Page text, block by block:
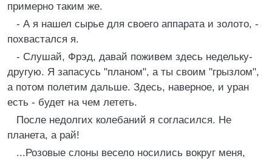
примерно таким же.
- А я нашел сырье для своего аппарата и золото, -
похвастался я.
- Слушай, Фрэд, давай поживем здесь недельку-
другую. Я запасусь "планом", а ты своим "грызлом",
а потом полетим дальше. Здесь, наверное, и уран
есть - будет на чем лететь.
После недолгих колебаний я согласился. Не
планета, а рай!
...Розовые слоны весело носились вокруг меня,